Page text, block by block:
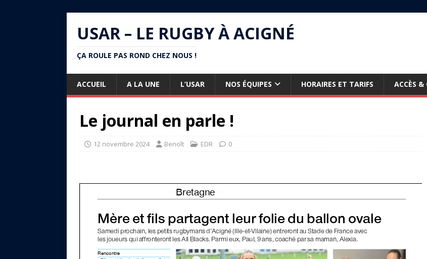
USAR – LE RUGBY À ACIGNÉ
ÇA ROULE PAS ROND CHEZ NOUS !
ACCUEIL A LA UNE L’USAR NOS ÉQUIPES HORAIRES ET TARIFS ACCÈS &
Le journal en parle !
12 novembre 2024 Benoît EDR 0